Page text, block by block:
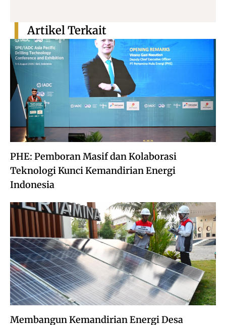
PHE: Pemboran Masif dan Kolaborasi
Teknologi Kunci Kemandirian Energi
Indonesia
Membangun Kemandirian Energi Desa
Artikel Terkait